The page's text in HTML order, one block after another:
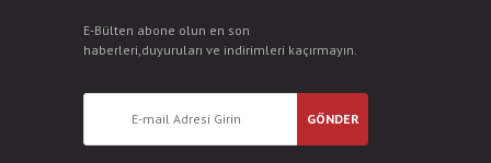
E-Bülten abone olun en son
haberleri,duyuruları ve indirimleri kaçırmayın.
GÖNDER